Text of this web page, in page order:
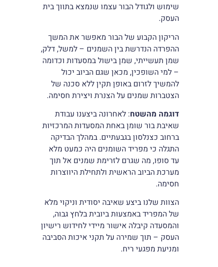
שימוש ולגודל הבור עצמו שנמצא בתווך בית
העסק.
הריקון הקבוע של הבור מאפשר את המשך
ההפרדה הנדרשת בין השמנים – למשל, דלק,
שמן תעשייתי, שמן בישול במסעדות וכדומה
– למי השופכין, מכאן שגם הביוב יכול
להמשיך לזרום באופן תקין ללא סכנה של
הצטברות שמנים על הצנרת ויצירת חסימה.
דוגמה מהשטח: לאחרונה ביצענו עבודת
שאיבת בור שומן באחת המסעדות המרכזיות
ברחוב כצנלסון בגבעתיים. במהלך הבדיקה
התגלה כי מפריד השומנים היה כמעט מלא
עד סופו, מה שגרם לזרימת שמנים אל תוך
מערכת הביוב הראשית ולתחילת היווצרות
חסימה.
הצוות שלנו ביצע שאיבה יסודית וניקוי מלא
של המפריד באמצעות ביובית בלחץ גבוה,
והמסעדה קיבלה אישור מיידי לחידוש רישיון
העסק – תוך שמירה על תקני איכות הסביבה
ומניעת מפגעי ריח.